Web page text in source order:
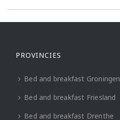
PROVINCIES
Bed and breakfast Groningen
Bed and breakfast Friesland
Bed and breakfast Drenthe